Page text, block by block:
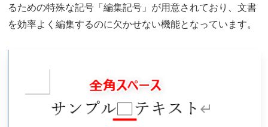
るための特殊な記号「編集記号」が用意されており、文書
を効率よく編集するのに欠かせない機能となっています。